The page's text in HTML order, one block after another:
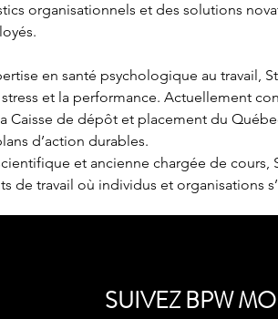
organisationnels et des solutions
en santé psychologique au travail,
et la performance. Actuellement
Caisse de dépôt et placement du
d’action durables.
et ancienne chargée de
de travail où individus et organisations
SUIVEZ BPW